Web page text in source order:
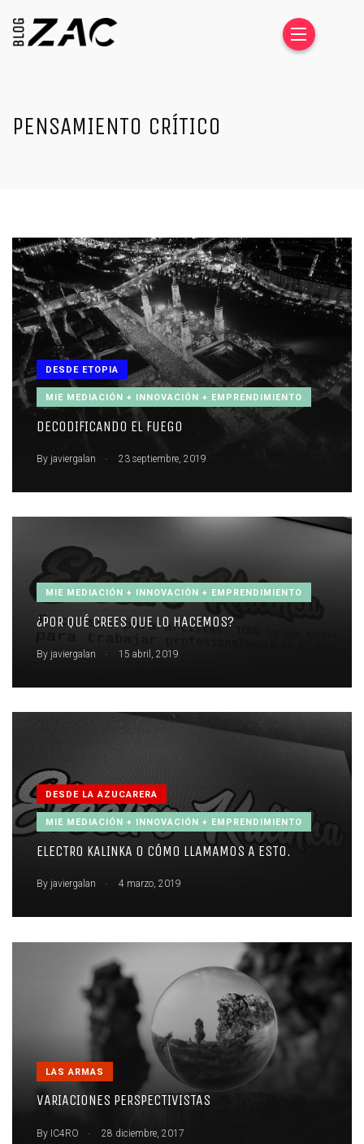
PENSAMIENTO CRÍTICO
DESDE ETOPIA
MIE MEDIACIÓN + INNOVACIÓN + EMPRENDIMIENTO
DECODIFICANDO EL FUEGO
By javiergalan . 23 septiembre, 2019
MIE MEDIACIÓN + INNOVACIÓN + EMPRENDIMIENTO
¿POR QUÉ CREES QUE LO HACEMOS?
By javiergalan . 15 abril, 2019
DESDE LA AZUCARERA
MIE MEDIACIÓN + INNOVACIÓN + EMPRENDIMIENTO
ELECTRO KALINKA O CÓMO LLAMAMOS A ESTO.
By javiergalan . 4 marzo, 2019
LAS ARMAS
VARIACIONES PERSPECTIVISTAS
By IC4RO 28 diciembre, 2017